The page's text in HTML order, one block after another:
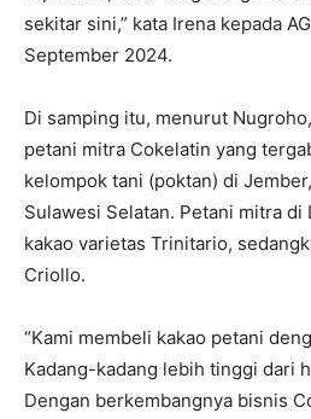
sekitar sini,” kata Irena kepada
September 2024.
Di samping itu, menurut
petani mitra Cokelatin yang
kelompok tani (poktan) di
Sulawesi Selatan. Petani mitra di
kakao varietas Trinitario,
Criollo.
“Kami membeli kakao petani
Kadang-kadang lebih tinggi dari
Dengan berkembangnya bisnis